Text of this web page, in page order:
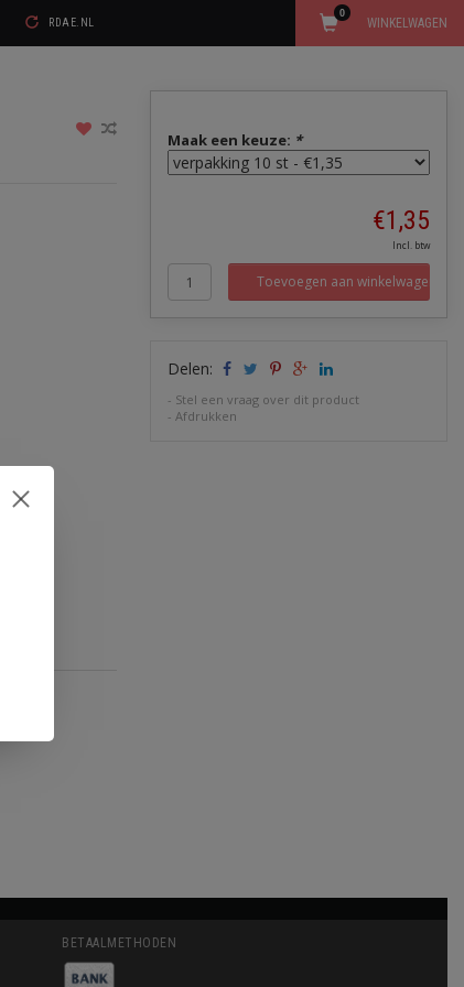
RDAE.NL WINKELWAGEN
0
Maak een keuze: *
€1,35
Incl. btw
Toevoegen aan winkelwagen
Delen:
- Stel een vraag over dit product
-Afdrukken
BETAALMETHODEN